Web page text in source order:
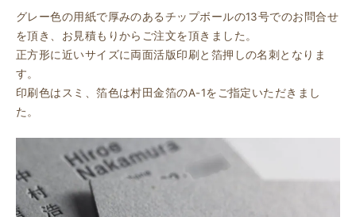
グレー色の用紙で厚みのあるチップボールの13号でのお問合せ
を頂き、お見積もりからご注文を頂きました。
正方形に近いサイズに両面活版印刷と箔押しの名刺となりま
す。
印刷色はスミ、箔色は村田金箔のA-1をご指定いただきまし
た。